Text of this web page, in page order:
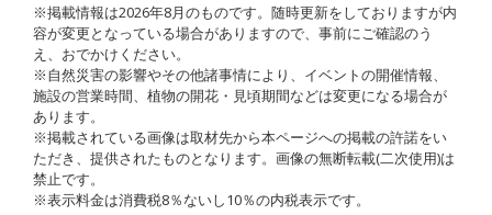
※掲載情報は2026年8月のものです。随時更新をしておりますが内
容が変更となっている場合がありますので、事前にご確認のう
え、おでかけください。
※自然災害の影響やその他諸事情により、イベントの開催情報、
施設の営業時間、植物の開花・見頃期間などは変更になる場合が
あります。
※掲載されている画像は取材先から本ページへの掲載の許諾をい
ただき、提供されたものとなります。画像の無断転載(二次使用)は
禁止です。
※表示料金は消費税8％ないし10％の内税表示です。